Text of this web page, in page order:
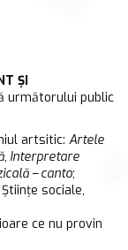
ŞI
următorului public
artsitic: Artele
Interpretare
– canto;
sociale,
ce nu provin